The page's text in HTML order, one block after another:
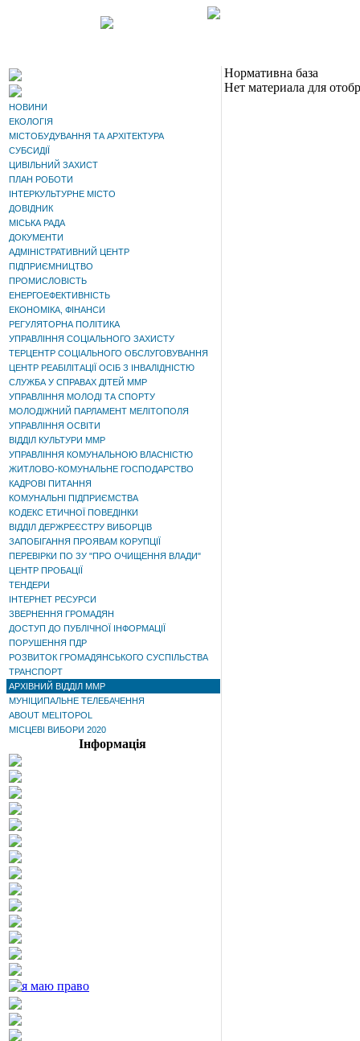
НОВИНИ
ЕКОЛОГІЯ
МІСТОБУДУВАННЯ ТА АРХІТЕКТУРА
СУБСИДІЇ
ЦИВІЛЬНИЙ ЗАХИСТ
ПЛАН РОБОТИ
ІНТЕРКУЛЬТУРНЕ МІСТО
ДОВІДНИК
МІСЬКА РАДА
ДОКУМЕНТИ
АДМІНІСТРАТИВНИЙ ЦЕНТР
ПІДПРИЄМНИЦТВО
ПРОМИСЛОВІСТЬ
ЕНЕРГОЕФЕКТИВНІСТЬ
ЕКОНОМІКА, ФІНАНСИ
РЕГУЛЯТОРНА ПОЛІТИКА
УПРАВЛІННЯ СОЦІАЛЬНОГО ЗАХИСТУ
ТЕРЦЕНТР СОЦІАЛЬНОГО ОБСЛУГОВУВАННЯ
ЦЕНТР РЕАБІЛІТАЦІЇ ОСІБ З ІНВАЛІДНІСТЮ
СЛУЖБА У СПРАВАХ ДІТЕЙ ММР
УПРАВЛІННЯ МОЛОДІ ТА СПОРТУ
МОЛОДІЖНИЙ ПАРЛАМЕНТ МЕЛІТОПОЛЯ
УПРАВЛІННЯ ОСВІТИ
ВІДДІЛ КУЛЬТУРИ ММР
УПРАВЛІННЯ КОМУНАЛЬНОЮ ВЛАСНІСТЮ
ЖИТЛОВО-КОМУНАЛЬНЕ ГОСПОДАРСТВО
КАДРОВІ ПИТАННЯ
КОМУНАЛЬНІ ПІДПРИЄМСТВА
КОДЕКС ЕТИЧНОЇ ПОВЕДІНКИ
ВІДДІЛ ДЕРЖРЕЄСТРУ ВИБОРЦІВ
ЗАПОБІГАННЯ ПРОЯВАМ КОРУПЦІЇ
ПЕРЕВІРКИ ПО ЗУ "ПРО ОЧИЩЕННЯ ВЛАДИ"
ЦЕНТР ПРОБАЦІЇ
ТЕНДЕРИ
ІНТЕРНЕТ РЕСУРСИ
ЗВЕРНЕННЯ ГРОМАДЯН
ДОСТУП ДО ПУБЛІЧНОЇ ІНФОРМАЦІЇ
ПОРУШЕННЯ ПДР
РОЗВИТОК ГРОМАДЯНСЬКОГО СУСПІЛЬСТВА
ТРАНСПОРТ
АРХІВНИЙ ВІДДІЛ ММР
МУНІЦИПАЛЬНЕ ТЕЛЕБАЧЕННЯ
ABOUT MELITOPOL
МІСЦЕВІ ВИБОРИ 2020
Інформація
Нормативна база
Нет материала для